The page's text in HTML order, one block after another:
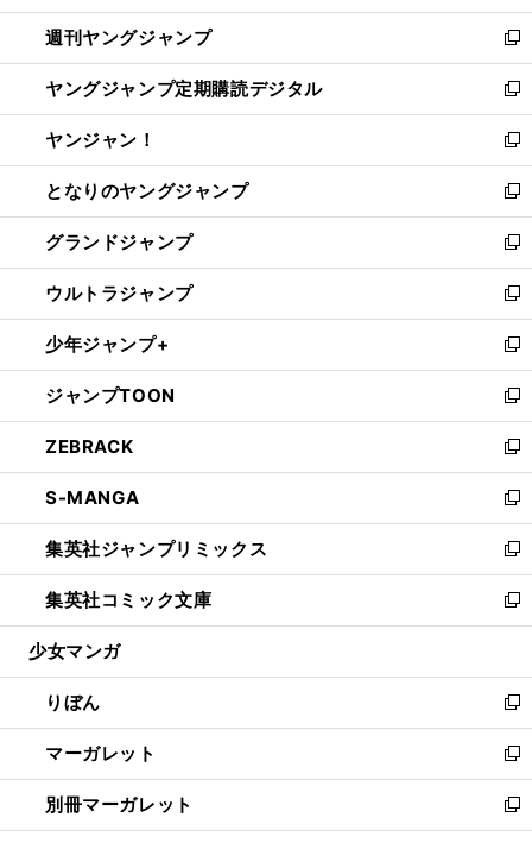
開
く
ウ
で
開
く
ン
ド
ウ
で
開
く
ウ
ィ
ン
ド
ウ
で
開
く
週刊ヤングジャンプ
新
し
い
ウ
ィ
ン
ド
ウ
で
開
く
ヤングジャンプ定期購読デジタル
新
し
い
ウ
ィ
ン
ド
ウ
で
開
く
ヤンジャン！
新
し
い
ウ
ィ
ン
ド
ウ
で
開
く
となりのヤングジャンプ
新
し
い
ウ
ィ
ン
ド
ウ
で
開
く
グランドジャンプ
新
し
い
ウ
ィ
ン
ド
ウ
で
開
く
ウルトラジャンプ
新
し
い
ウ
ィ
ン
ド
ウ
で
開
く
少年ジャンプ+
新
し
い
ウ
ィ
ン
ド
ウ
で
開
く
ジャンプTOON
新
し
い
ウ
ィ
ン
ド
ウ
で
開
ZEBRACK
新
し
い
ウ
ィ
ン
ド
ウ
開
く
S-MANGA
新
し
い
ウ
ィ
ン
ウ
で
開
く
集英社ジャンプリミックス
新
し
い
ウ
ン
ド
ウ
で
開
く
集英社コミック文庫
新
し
ウ
ィ
ン
ド
ウ
で
開
少女マンガ
りぼん
新
し
い
ウ
ィ
ン
マーガレット
新
し
い
ウ
別冊マーガレット
新
し